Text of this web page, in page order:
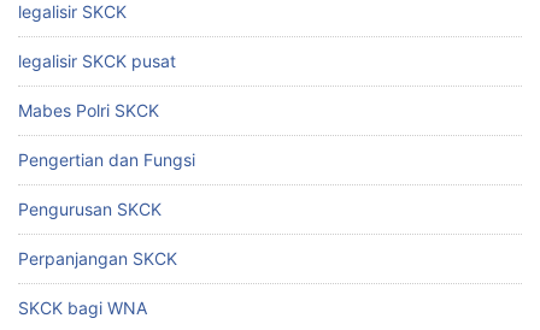
legalisir SKCK
legalisir SKCK pusat
Mabes Polri SKCK
Pengertian dan Fungsi
Pengurusan SKCK
Perpanjangan SKCK
SKCK bagi WNA